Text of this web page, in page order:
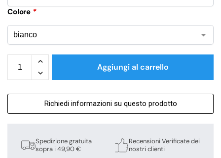
Colore *
Aggiungi al carrello
Richiedi informazioni su questo prodotto
Spedizione gratuita
sopra i 49,90 €
Recensioni Verificate dei
nostri clienti